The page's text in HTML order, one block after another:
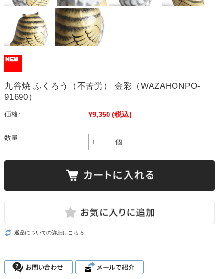
九谷焼 ふくろう（不苦労） 金彩（WAZAHONPO-
91690）
価格: ¥9,350 (税込)
数量:
個
返品についての詳細はこちら